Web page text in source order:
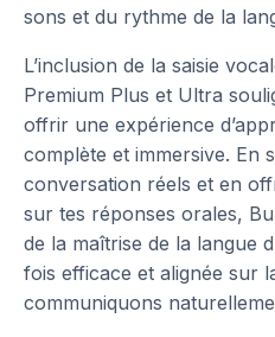
sons et du rythme de la
L’inclusion de la saisie
Premium Plus et Ultra
offrir une expérience
complète et immersive. En
conversation réels et en
sur tes réponses orales,
de la maîtrise de la langue
fois efficace et alignée sur
communiquons